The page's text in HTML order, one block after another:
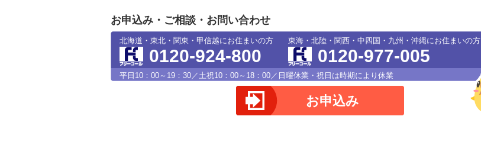
お申込み・ご相談・お問い合わせ
北海道・東北・関東・甲信越にお住まいの方
0120-924-800
東海・北陸・関西・中四国・九州・沖縄にお住まいの方
0120-977-005
平日10：00～19：30／土祝10：00～18：00／日曜休業・祝日は時期により休業
お申込み